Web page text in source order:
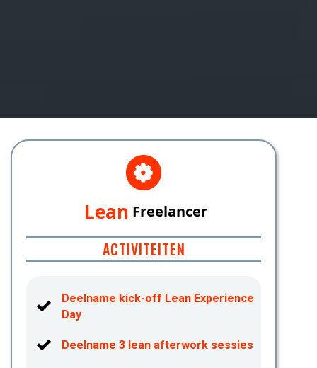
Lean Freelancer
ACTIVITEITEN
Deelname kick-off Lean Experience
Day
Deelname 3 lean afterwork sessies